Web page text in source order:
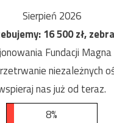
Sierpień 2026
16 500zł,
Fundacji Magna
niezależnych
nas już od teraz.
8%